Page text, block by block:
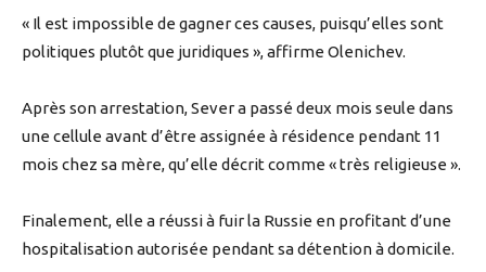
« Il est impossible de gagner ces causes, puisqu’elles sont
politiques plutôt que juridiques », affirme Olenichev.
Après son arrestation, Sever a passé deux mois seule dans
une cellule avant d’être assignée à résidence pendant 11
mois chez sa mère, qu’elle décrit comme « très religieuse ».
Finalement, elle a réussi à fuir la Russie en profitant d’une
hospitalisation autorisée pendant sa détention à domicile.